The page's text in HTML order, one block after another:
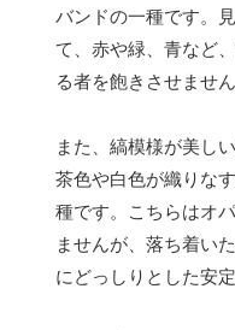
バンドの一種です。
て、赤や緑、青など
る者を飽きさせません
また、縞模様が美し
茶色や白色が織りな
種です。こちらはオ
ませんが、落ち着い
にどっしりとした安